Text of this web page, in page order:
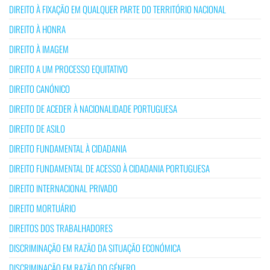
DIREITO À FIXAÇÃO EM QUALQUER PARTE DO TERRITÓRIO NACIONAL
DIREITO À HONRA
DIREITO À IMAGEM
DIREITO A UM PROCESSO EQUITATIVO
DIREITO CANÓNICO
DIREITO DE ACEDER À NACIONALIDADE PORTUGUESA
DIREITO DE ASILO
DIREITO FUNDAMENTAL À CIDADANIA
DIREITO FUNDAMENTAL DE ACESSO À CIDADANIA PORTUGUESA
DIREITO INTERNACIONAL PRIVADO
DIREITO MORTUÁRIO
DIREITOS DOS TRABALHADORES
DISCRIMINAÇÃO EM RAZÃO DA SITUAÇÃO ECONÓMICA